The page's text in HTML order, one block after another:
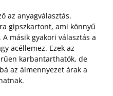
az anyagválasztás.
gipszkartont, ami könnyű
másik gyakori választás a
acéllemez. Ezek az
karbantarthatók, de
az álmennyezet árak a